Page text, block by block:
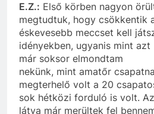
E.Z.: Első körben nagyon
megtudtuk, hogy csökkentik
éskevesebb meccset kell
idényekben, ugyanis mint azt
már soksor elmondtam
nekünk, mint amatőr
megterhelő volt a 20
sok hétközi forduló is volt.
látva már merültek fel